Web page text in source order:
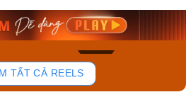
135
Mua ngay
TẤT CẢ REELS